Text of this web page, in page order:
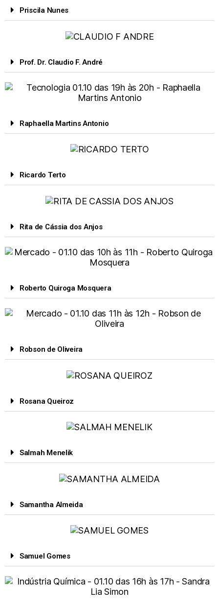
Priscila Nunes
Prof. Dr. Claudio F. André
Raphaella Martins Antonio
Ricardo Terto
Rita de Cássia dos Anjos
Roberto Quiroga Mosquera
Robson de Oliveira
Rosana Queiroz
Salmah Menelik
Samantha Almeida
Samuel Gomes